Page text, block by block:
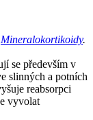
Mineralokortikoidy.
se především v
slinných a potních
reabsorpci
vyvolat